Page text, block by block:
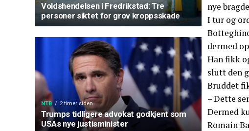
Voldshendelsen i Fredrikstad: Tre
personer siktet for grov kroppsskade
NTB 2 timer siden
Trumps tidligere advokat godkjent som
USAs nye justisminister
nye
I tur og
dermed
Han fikk
slutt den
Bruddet
– Dette
Dermed
Romain